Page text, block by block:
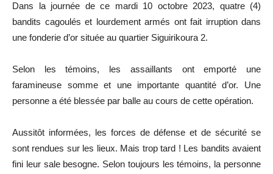
Dans la journée de ce mardi 10 octobre 2023, quatre (4)
bandits cagoulés et lourdement armés ont fait irruption dans
une fonderie d’or située au quartier Siguirikoura 2.
Selon les témoins, les assaillants ont emporté une
faramineuse somme et une importante quantité d’or. Une
personne a été blessée par balle au cours de cette opération.
Aussitôt informées, les forces de défense et de sécurité se
sont rendues sur les lieux. Mais trop tard ! Les bandits avaient
fini leur sale besogne. Selon toujours les témoins, la personne